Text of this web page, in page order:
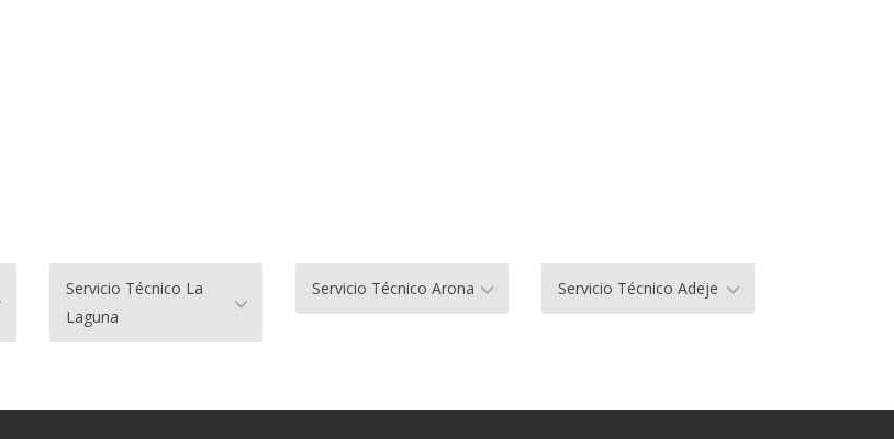
Servicio Técnico La
Laguna
Servicio Técnico Arona Servicio Técnico Adeje